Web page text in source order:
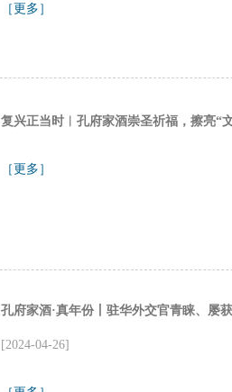
［更多］
复兴正当时︱孔府家酒崇圣祈福，擦亮“
［更多］
孔府家酒·真年份丨驻华外交官青睐、屡
[2024-04-26]